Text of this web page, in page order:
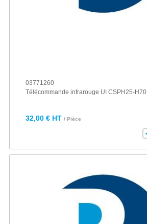
03771260
Télécommande infrarouge UI CSPH25-H70
32,00 € HT / Pièce